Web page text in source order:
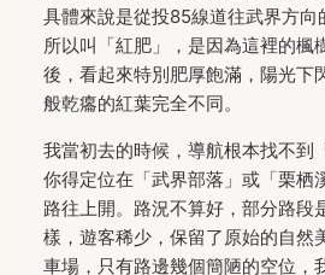
具體來說是從投85線道往武界方向
所以叫「紅肥」，是因為這裡的楓
後，看起來特別肥厚飽滿，陽光下
般乾癟的紅葉完全不同。
我當初去的時候，導航根本找不到
你得定位在「武界部落」或「栗栖
路往上開。路況不算好，部分路段
樣，遊客稀少，保留了原始的自然
車場，只有路邊幾個簡陋的空位，